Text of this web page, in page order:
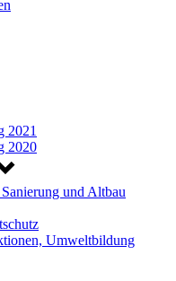
2021
2020
und Altbau
Umweltbildung